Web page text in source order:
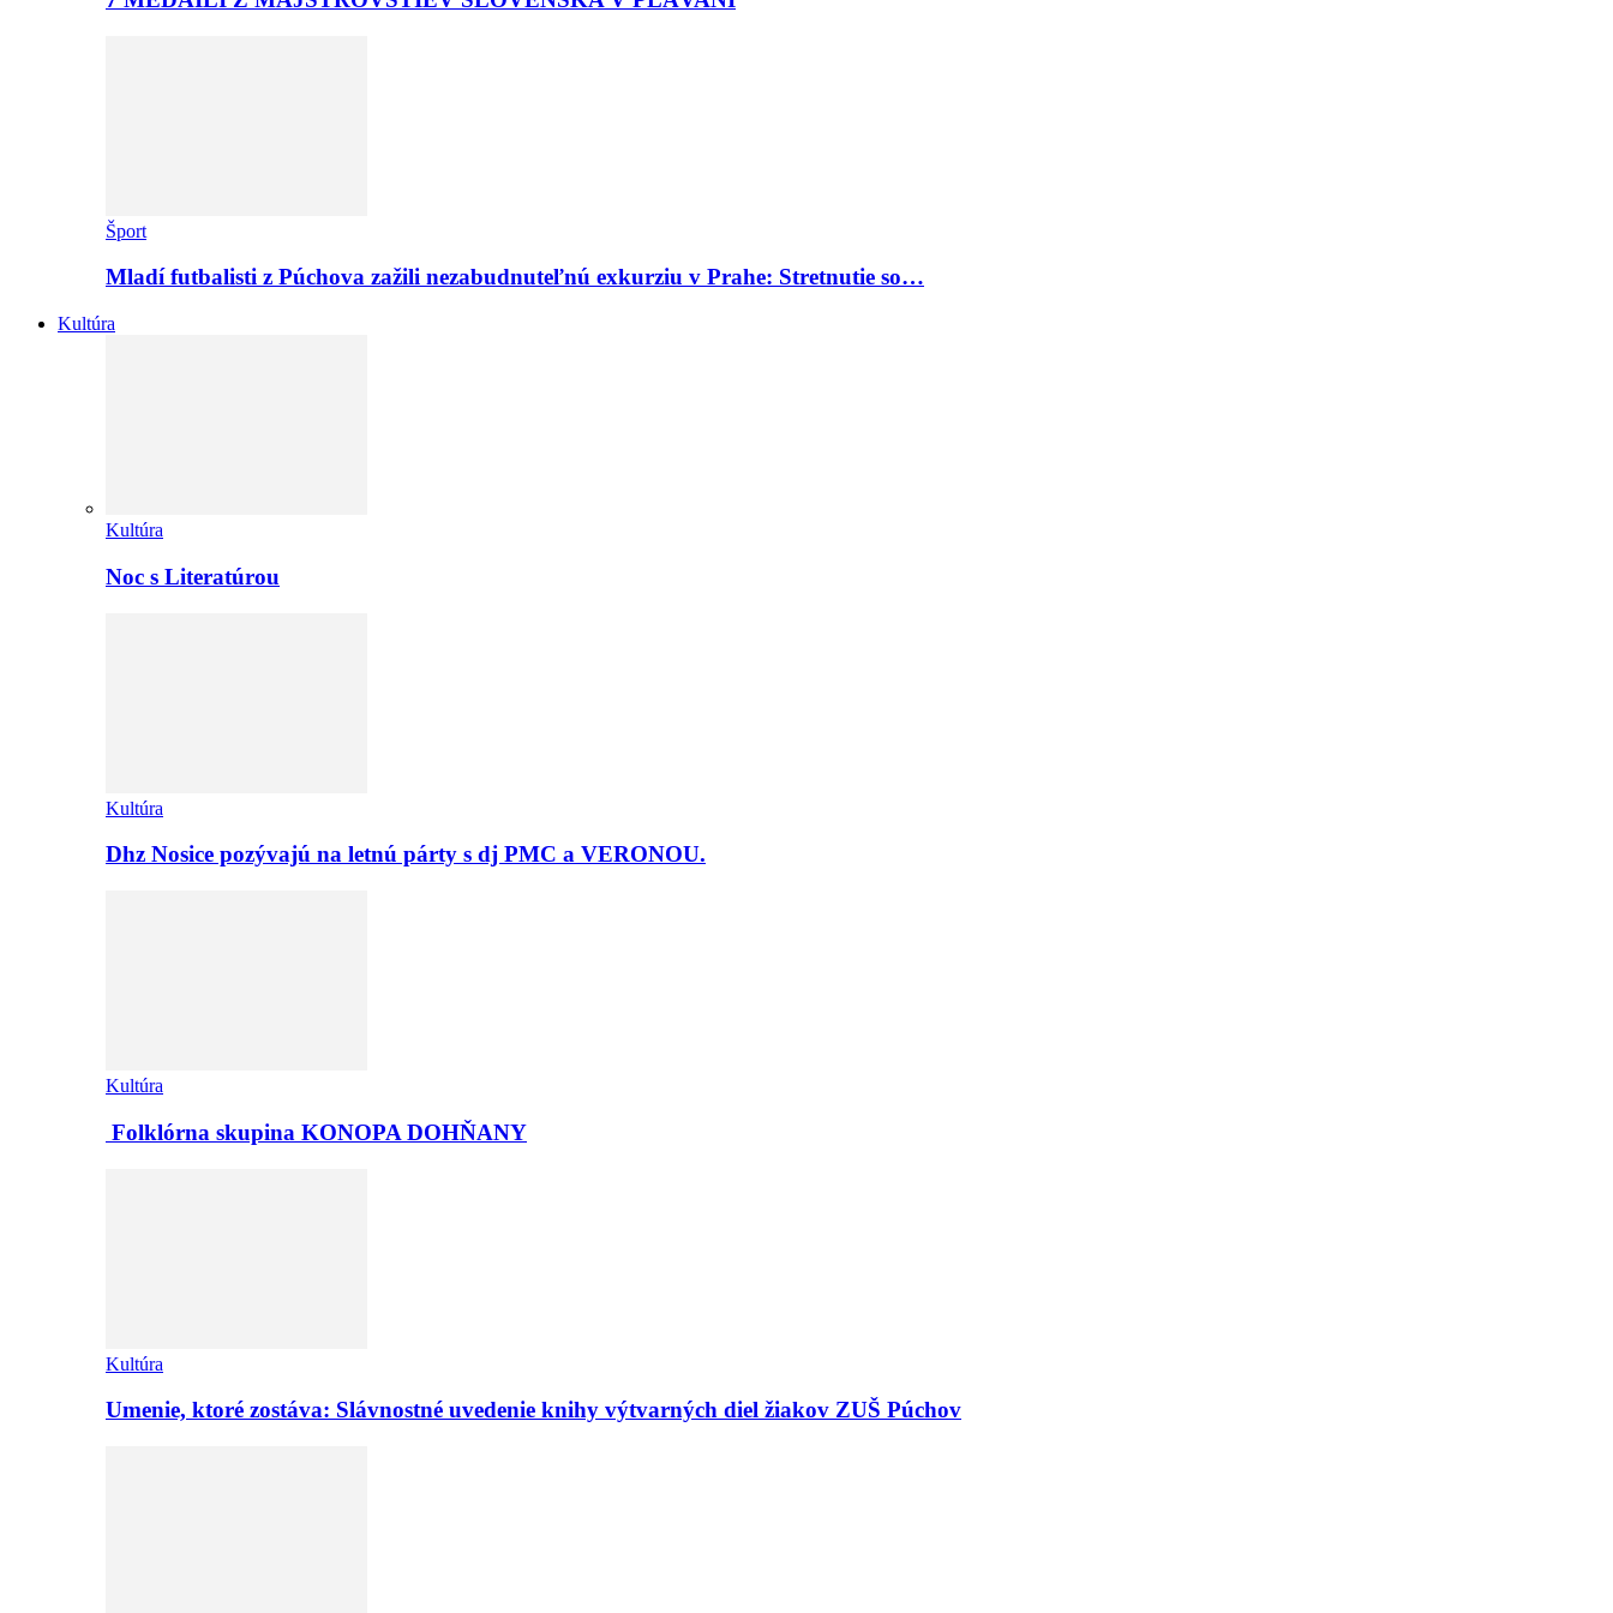
Šport
Mladí futbalisti z Púchova zažili nezabudnuteľnú exkurziu v Prahe: Stretnutie so…
Kultúra
Kultúra
Noc s Literatúrou
Kultúra
Dhz Nosice pozývajú na letnú párty s dj PMC a VERONOU.
Kultúra
Folklórna skupina KONOPA DOHŇANY
Kultúra
Umenie, ktoré zostáva: Slávnostné uvedenie knihy výtvarných diel žiakov ZUŠ Púchov